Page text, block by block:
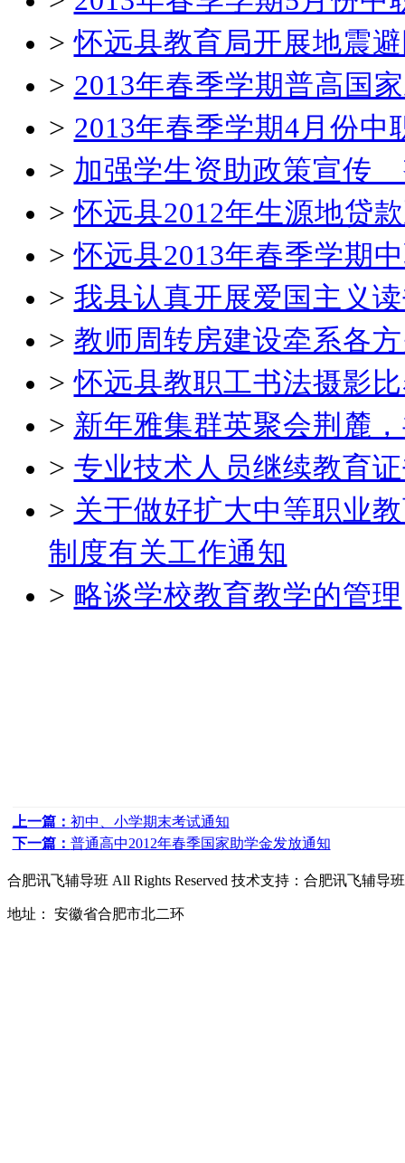
>怀远县教育局开展地震
> 2013年春季学期普高国
> 2013年春季学期4月份
> 加强学生资助政策宣传
>怀远县2012年生源地贷
>怀远县2013年春季学期
> 我县认真开展爱国主义
> 教师周转房建设牵系各
>怀远县教职工书法摄影
> 新年雅集群英聚会荆麓
> 专业技术人员继续教育
> 关于做好扩大中等职业
制度有关工作通知
> 略谈学校教育教学的管理
上一篇： 初中、小学期末考试通知
下一篇： 普通高中2012年春季国家助学金发放通知
合肥讯飞辅导班 All Rights Reserved 技术支持： 合肥讯飞辅导班
地址： 安徽省合肥市北二环